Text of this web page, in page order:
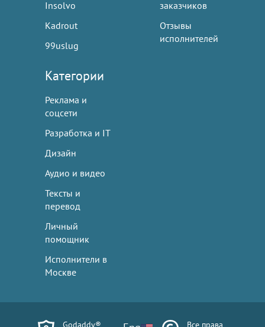
Insolvo
Kadrout
99uslug
заказчиков
Отзывы
исполнителей
Категории
Реклама и
соцсети
Разработка и IT
Дизайн
Аудио и видео
Тексты и
перевод
Личный
помощник
Исполнители в
Москве
Godaddy® Все права